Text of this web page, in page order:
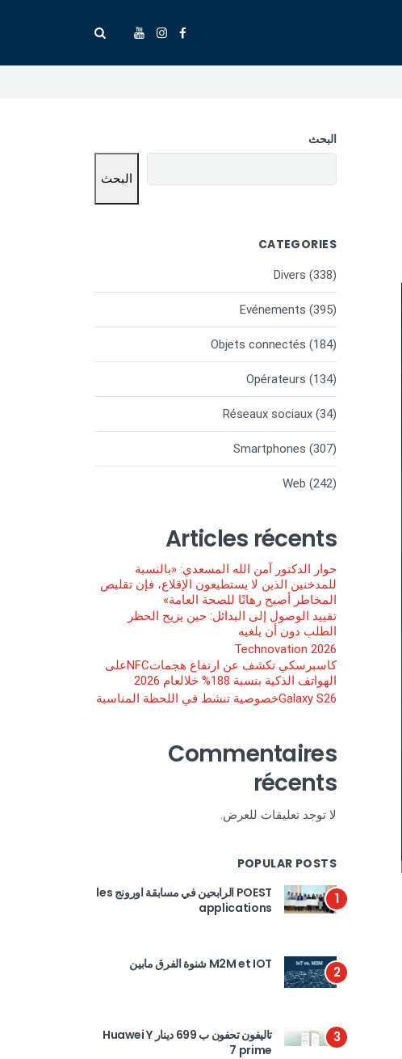
البحث
البحث
CATEGORIES
Divers (338)
Evénements (395)
Objets connectés (184)
Opérateurs (134)
Réseaux sociaux (34)
Smartphones (307)
Web (242)
Articles récents
حوار الدكتور آمن الله المسعدي: «بالنسبة
للمدخنين الذين لا يستطيعون الإقلاع، فإن تقليص
المخاطر أصبح رهانًا للصحة العامة»
تقييد الوصول إلى البدائل: حين يزيح الحظر
الطلب دون أن يلغيه
Technovation 2026
كاسبرسكي تكشف عن ارتفاع هجماتNFCعلى
الهواتف الذكية بنسبة 188% خلالعام 2026
Galaxy S26خصوصية تنشط في اللحظة المناسبة
Commentaires
récents
لا توجد تعليقات للعرض.
POPULAR POSTS
1
POEST الرابحين في مسابقة اورونج les
applications
2 M2M et IOT شنوة الفرق مابين
3
تاليفون تحفون ب 699 دينار Huawei Y
7 prime